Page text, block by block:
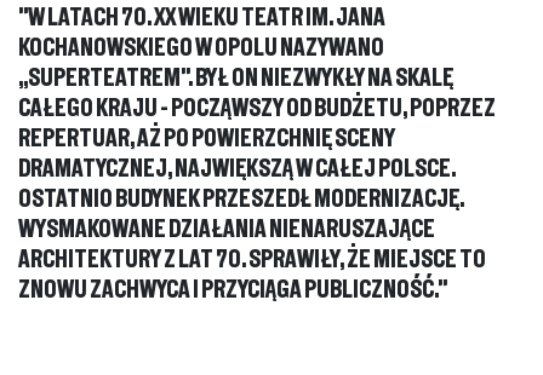
"W LATACH 70. XX WIEKU TEATR IM. JANA
KOCHANOWSKIEGO W OPOLU NAZYWANO
„SUPERTEATREM”. BYŁ ON NIEZWYKŁY NA SKALĘ
CAŁEGO KRAJU - POCZĄWSZY OD BUDŻETU, POPRZEZ
REPERTUAR, AŻ PO POWIERZCHNIĘ SCENY
DRAMATYCZNEJ, NAJWIĘKSZĄ W CAŁEJ POLSCE.
OSTATNIO BUDYNEK PRZESZEDŁ MODERNIZACJĘ.
WYSMAKOWANE DZIAŁANIA NIENARUSZAJĄCE
ARCHITEKTURY Z LAT 70. SPRAWIŁY, ŻE MIEJSCE TO
ZNOWU ZACHWYCA I PRZYCIĄGA PUBLICZNOŚĆ."